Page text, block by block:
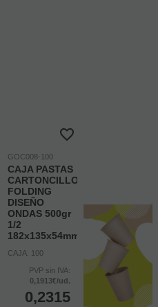
GOC008-100
CAJA PASTAS
CARTONCILLO
FOLDING
DISEÑO
ONDAS 500gr
1/2
182x135x54mm
CAJA: 100
PVP sin IVA:
0,1913€/ud.
0,2315